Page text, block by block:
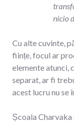
nicio
Cu alte cuvinte,
ființe, focul ar
elemente atunci,
separat, ar fi
acest lucru nu se
Școala Charvaka